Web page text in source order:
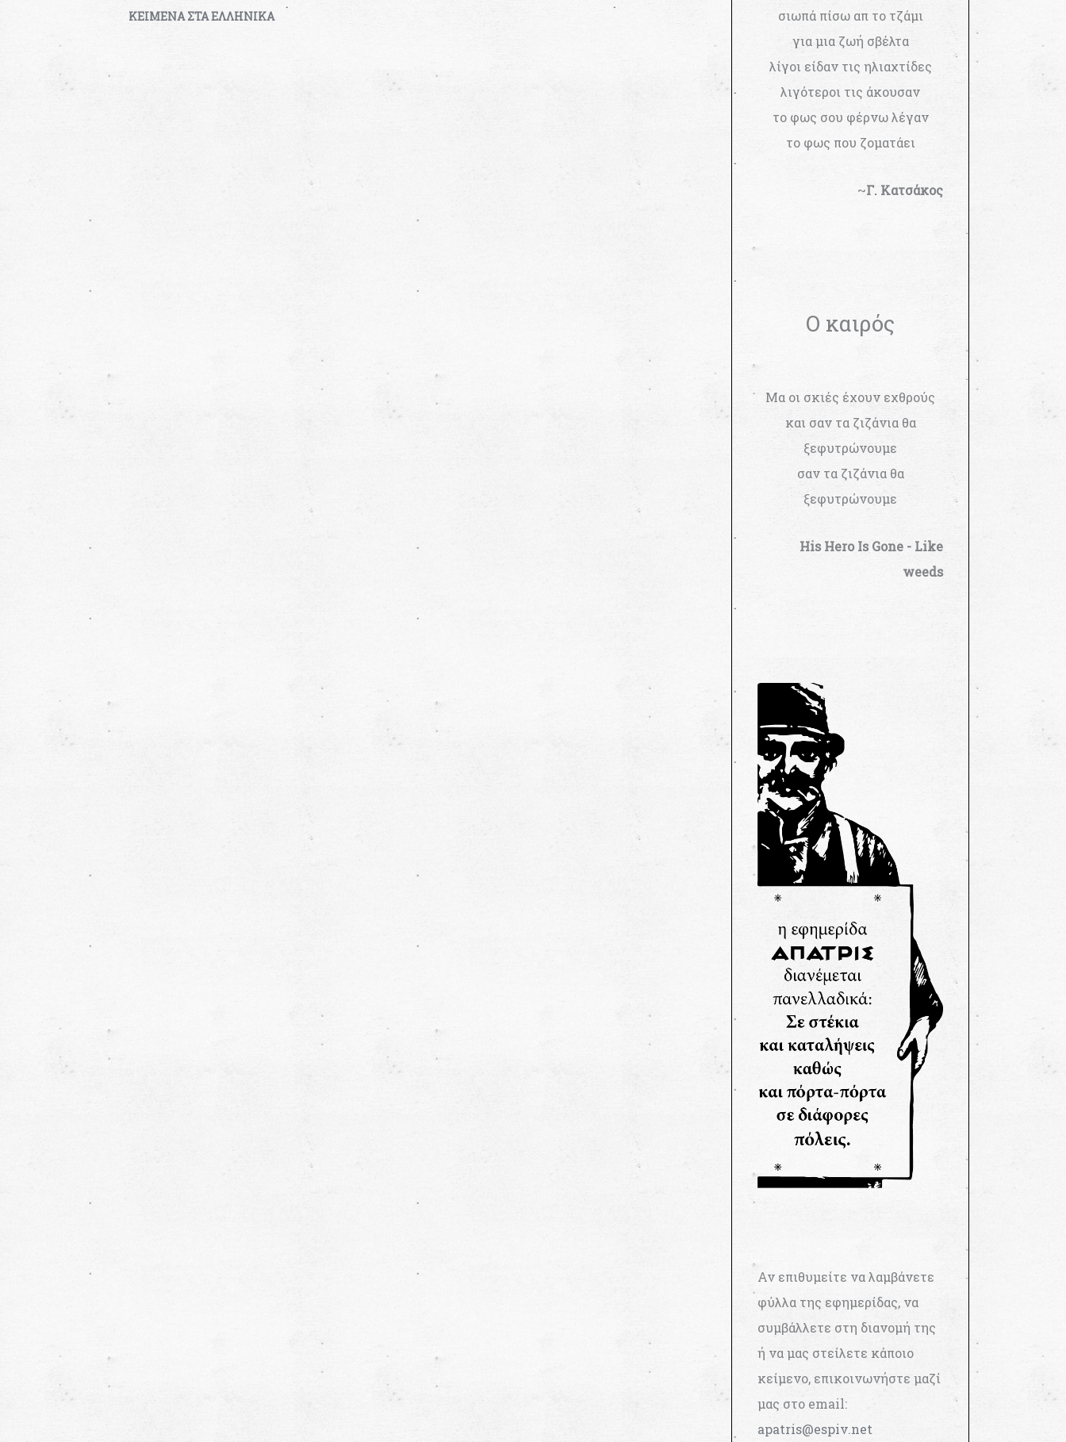
KEIMENA ΣΤΑ ΕΛΛΗΝΙΚΑ
σιωπά πίσω απ το τζάμι
για μια ζωή σβέλτα
λίγοι είδαν τις ηλιαχτίδες
λιγότεροι τις άκουσαν
το φως σου φέρνω λέγαν
το φως που ζοματάει
~Γ. Κατσάκος
Ο καιρός
Μα οι σκιές έχουν εχθρούς
και σαν τα ζιζάνια θα
ξεφυτρώνουμε
σαν τα ζιζάνια θα
ξεφυτρώνουμε
His Hero Is Gone - Like
weeds
Αν επιθυμείτε να λαμβάνετε
φύλλα της εφημερίδας, να
συμβάλλετε στη διανομή της
ή να μας στείλετε κάποιο
κείμενο, επικοινωνήστε μαζί
μας στο email:
apatris@espiv.net